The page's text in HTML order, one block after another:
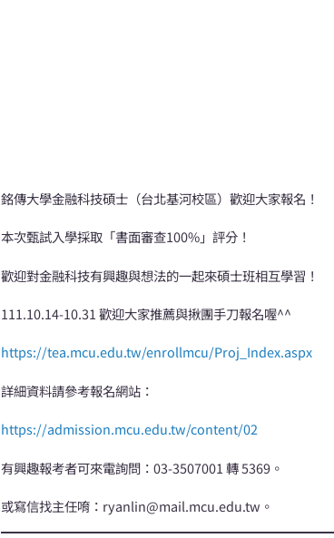
銘傳大學金融科技碩士（台北基河校區）歡迎大家報名！
本次甄試入學採取「書面審查100%」評分！
歡迎對金融科技有興趣與想法的一起來碩士班相互學習！
111.10.14-10.31 歡迎大家推薦與揪團手刀報名喔^^
https://tea.mcu.edu.tw/enrollmcu/Proj_Index.aspx
詳細資料請參考報名網站：
https://admission.mcu.edu.tw/content/02
有興趣報考者可來電詢問：03-3507001 轉 5369。
或寫信找主任唷：ryanlin@mail.mcu.edu.tw。